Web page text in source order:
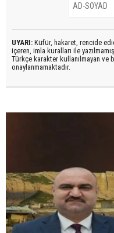
UYARI: Küfür, hakaret, rencide
içeren, imla kuralları ile
Türkçe karakter kullanılmayan ve
onaylanmamaktadır.